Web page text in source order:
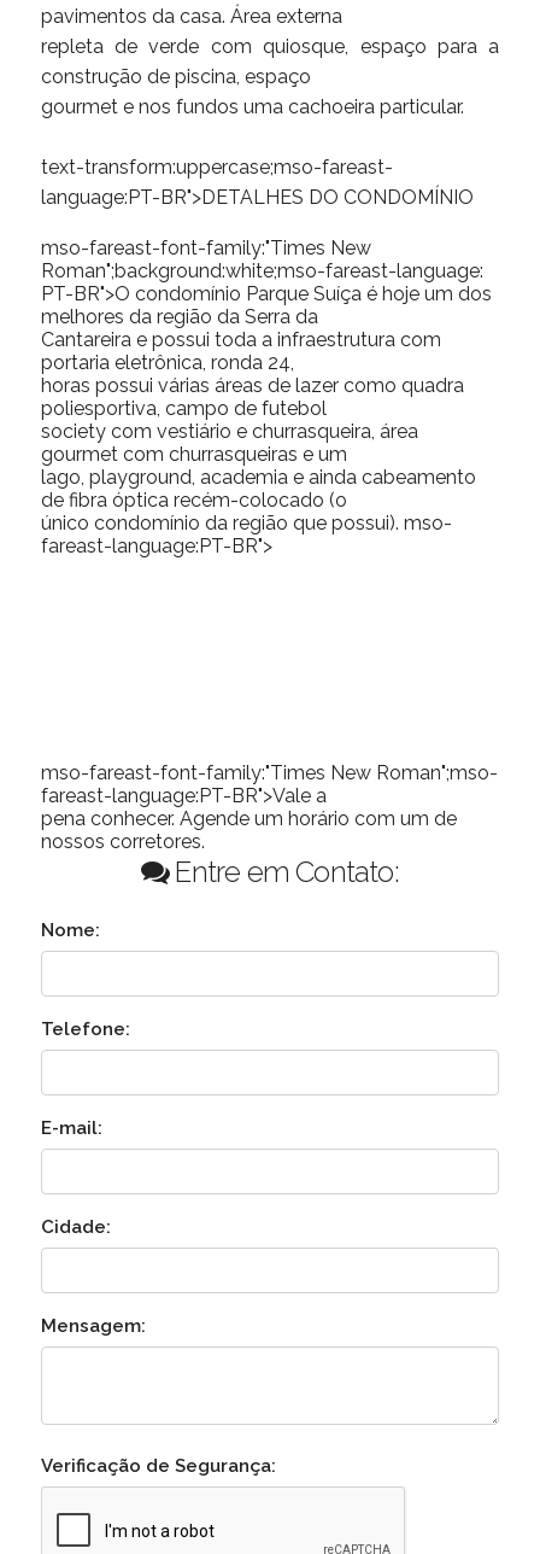
pavimentos da casa. Área externa
repleta de verde com quiosque, espaço para a
construção de piscina, espaço
gourmet e nos fundos uma cachoeira particular.
text-transform:uppercase;mso-fareast-
language:PT-BR">DETALHES DO CONDOMÍNIO
mso-fareast-font-family:"Times New
Roman";background:white;mso-fareast-language:
PT-BR">O condomínio Parque Suíça é hoje um dos
melhores da região da Serra da
Cantareira e possui toda a infraestrutura com
portaria eletrônica, ronda 24,
horas possui várias áreas de lazer como quadra
poliesportiva, campo de futebol
society com vestiário e churrasqueira, área
gourmet com churrasqueiras e um
lago, playground, academia e ainda cabeamento
de fibra óptica recém-colocado (o
único condomínio da região que possui). mso-
fareast-language:PT-BR">
mso-fareast-font-family:"Times New Roman";mso-
fareast-language:PT-BR">Vale a
pena conhecer. Agende um horário com um de
nossos corretores.
Entre em Contato:
Nome:
Telefone:
E-mail:
Cidade:
Mensagem:
Verificação de Segurança: